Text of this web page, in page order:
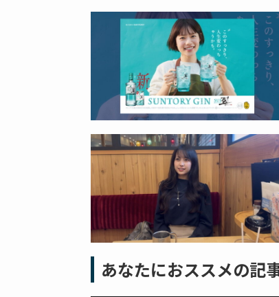
あなたにおススメの記